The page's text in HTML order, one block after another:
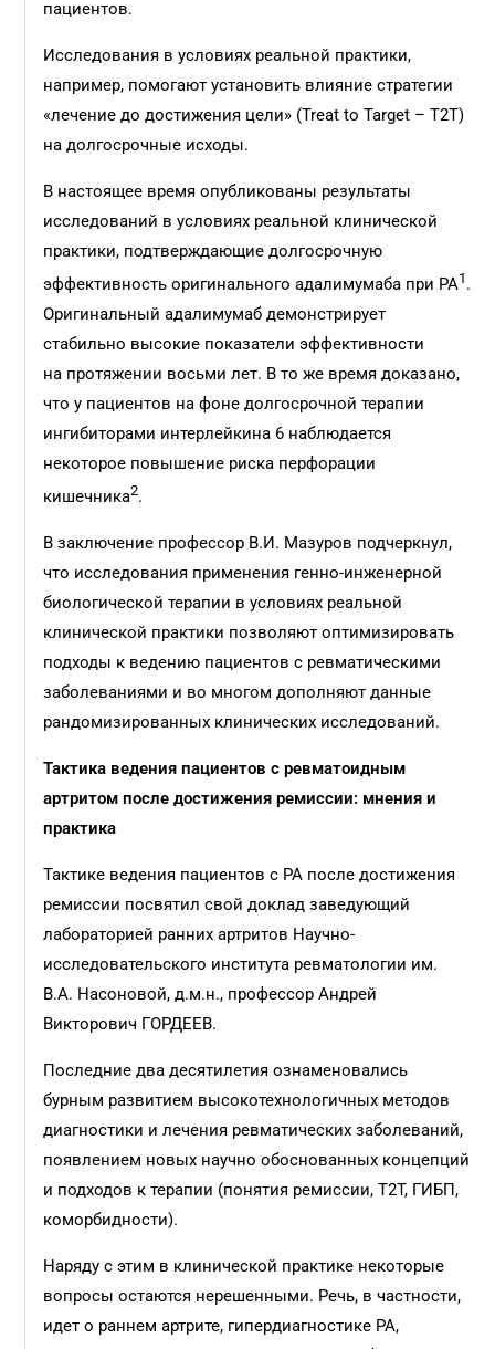
пациентов.
Исследования в условиях реальной практики,
например, помогают установить влияние стратегии
«лечение до достижения цели» (Treat to Target – Т2Т)
на долгосрочные исходы.
В настоящее время опубликованы результаты
исследований в условиях реальной клинической
практики, подтверждающие долгосрочную
эффективность оригинального адалимумаба при РА1 .
Оригинальный адалимумаб демонстрирует
стабильно высокие показатели эффективности
на протяжении восьми лет. В то же время доказано,
что у пациентов на фоне долгосрочной терапии
ингибиторами интерлейкина 6 наблюдается
некоторое повышение риска перфорации
кишечника2.
В заключение профессор В.И. Мазуров подчеркнул,
что исследования применения генно-инженерной
биологической терапии в условиях реальной
клинической практики позволяют оптимизировать
подходы к ведению пациентов с ревматическими
заболеваниями и во многом дополняют данные
рандомизированных клинических исследований.
Тактика ведения пациентов с ревматоидным
артритом после достижения ремиссии: мнения и
практика
Тактике ведения пациентов с РА после достижения
ремиссии посвятил свой доклад заведующий
лабораторией ранних артритов Научно-
исследовательского института ревматологии им.
В.А. Насоновой, д.м.н., профессор Андрей
Викторович ГОРДЕЕВ.
Последние два десятилетия ознаменовались
бурным развитием высокотехнологичных методов
диагностики и лечения ревматических заболеваний,
появлением новых научно обоснованных концепций
и подходов к терапии (понятия ремиссии, Т2Т, ГИБП,
коморбидности).
Наряду с этим в клинической практике некоторые
вопросы остаются нерешенными. Речь, в частности,
идет о раннем артрите, гипердиагностике РА,